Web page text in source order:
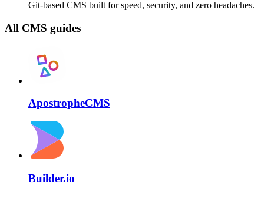
Git-based CMS built for speed, security, and zero headaches.
All CMS guides
ApostropheCMS
Builder.io